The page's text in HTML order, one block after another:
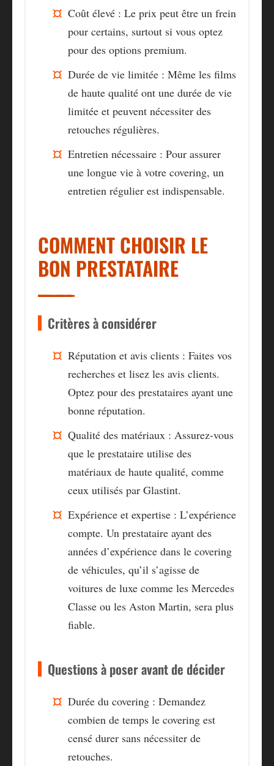
Coût élevé : Le prix peut être un frein
pour certains, surtout si vous optez
pour des options premium.
Durée de vie limitée : Même les films
de haute qualité ont une durée de vie
limitée et peuvent nécessiter des
retouches régulières.
Entretien nécessaire : Pour assurer
une longue vie à votre covering, un
entretien régulier est indispensable.
COMMENT CHOISIR LE
BON PRESTATAIRE
Critères à considérer
Réputation et avis clients : Faites vos
recherches et lisez les avis clients.
Optez pour des prestataires ayant une
bonne réputation.
Qualité des matériaux : Assurez-vous
que le prestataire utilise des
matériaux de haute qualité, comme
ceux utilisés par Glastint.
Expérience et expertise : L’expérience
compte. Un prestataire ayant des
années d’expérience dans le covering
de véhicules, qu’il s’agisse de
voitures de luxe comme les Mercedes
Classe ou les Aston Martin, sera plus
fiable.
Questions à poser avant de décider
Durée du covering : Demandez
combien de temps le covering est
censé durer sans nécessiter de
retouches.